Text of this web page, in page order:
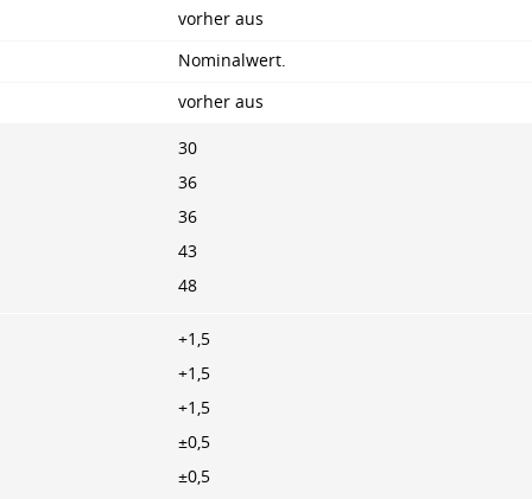
vorher aus
Nominalwert.
vorher aus
30
36
36
43
48
+1,5
+1,5
+1,5
±0,5
±0,5